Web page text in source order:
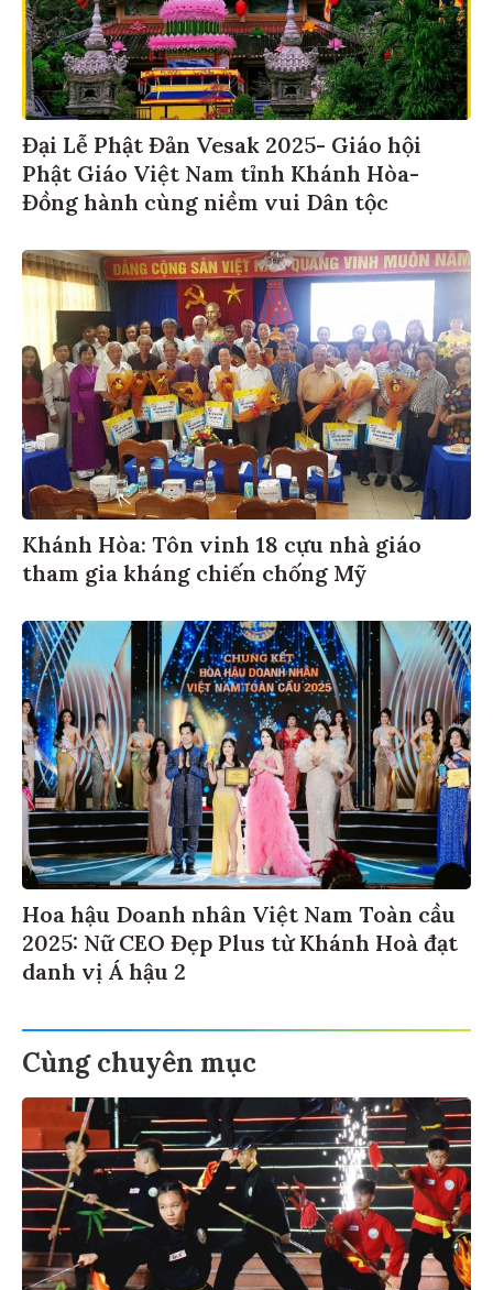
Đại Lễ Phật Đản Vesak 2025- Giáo hội
Phật Giáo Việt Nam tỉnh Khánh Hòa-
Đồng hành cùng niềm vui Dân tộc
Khánh Hòa: Tôn vinh 18 cựu nhà giáo
tham gia kháng chiến chống Mỹ
Hoa hậu Doanh nhân Việt Nam Toàn cầu
2025: Nữ CEO Đẹp Plus từ Khánh Hoà đạt
danh vị Á hậu 2
Cùng chuyên mục